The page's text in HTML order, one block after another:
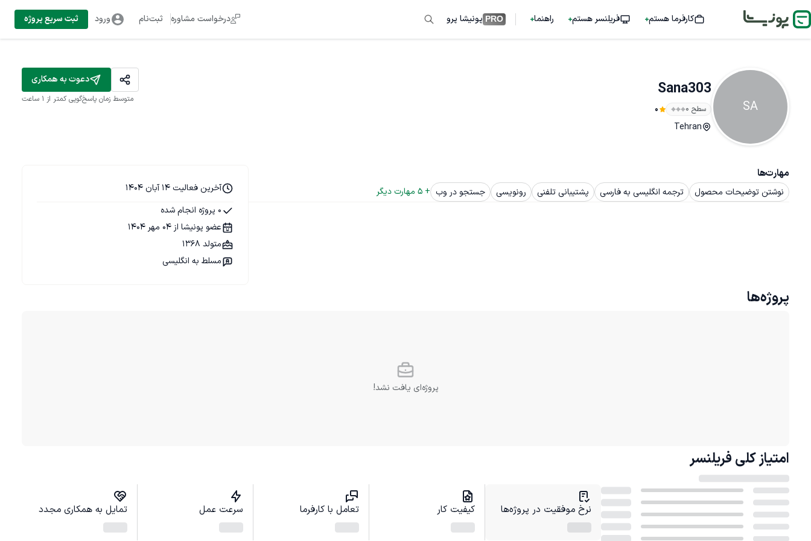
کارفرما هستم فریلنسر هستم راهنما PRO پونیشا پرو درخواست مشاوره ثبت‌نام ورود ثبت سریع پروژه
SA
Sana303
سطح ۰ 0
Tehran
دعوت به همکاری
متوسط زمان پاسخ‌گویی کمتر از 1 ساعت
مهارت‌ها
نوشتن توضیحات محصول ترجمه انگلیسی به فارسی پشتیبانی تلفنی رونویسی جستجو در وب +
5 مهارت دیگر
آخرین فعالیت 14 آبان 1404
0 پروژه انجام شده
عضو پونیشا از 04 مهر 1404
متولد 1368
مسلط به انگلیسی
پروژه‌ها
پروژه‌ای یافت نشد!
امتیاز کلی فریلنسر
نرخ موفقیت در پروژه‌ها کیفیت کار تعامل با کارفرما سرعت عمل تمایل به همکاری مجدد